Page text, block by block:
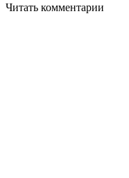
Читать комментарии